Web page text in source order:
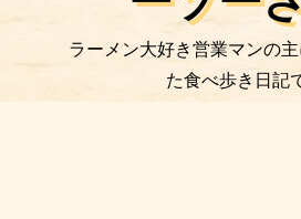
ラーメン大好き営業マンの
た食べ歩き日記